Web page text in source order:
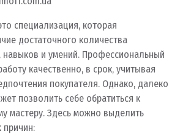
специализация, которая
достаточного количества
навыков и умений. Профессиональный
качественно, в срок, учитывая
покупателя. Однако, далеко
позволить себе обратиться к
мастеру. Здесь можно выделить
причин: